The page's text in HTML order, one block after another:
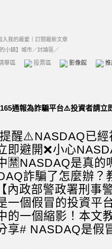
入我的最愛
訂閱最新文章
小鎮】城市／討論區／
華區 投票區 影像館
通報為詐騙平台⚠️投資者請立
醒⚠️NASDAQ已
即避開❌小心
🈲NASDAQ是真的
詐騙了怎麼辦？
內政部警政署刑事
一個假冒的投資平
的一個縮影！本文
享# NASDAQ是假